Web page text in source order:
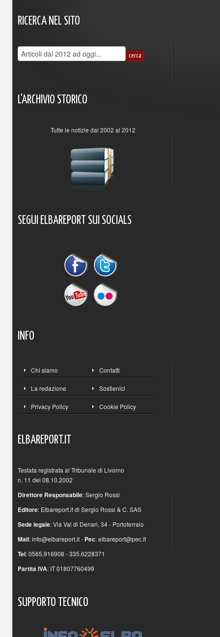
RICERCA NEL SITO
L'ARCHIVIO STORICO
Tutte le notizie dal 2002 al 2012
SEGUI ELBAREPORT SUI SOCIALS
INFO
Chi siamo Contatti
La redazione Sostienici
Privacy Policy Cookie Policy
ELBAREPORT.IT
Testata registrata al Tribunale di Livorno
n. 11 del 08.10.2002
Direttore Responsabile: Sergio Rossi
Editore: Elbareport.it di Sergio Rossi & C. SAS
Sede legale: Via Val di Denari, 34 - Portoferraio
Mail:info@elbareport.it- Pec:elbareport@pec.it
Tel: 0565.916908 - 335.6228371
Partita IVA: IT 01807760499
SUPPORTO TECNICO